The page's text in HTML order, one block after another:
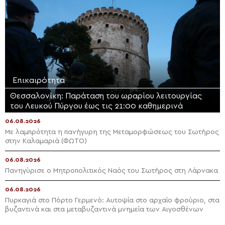
Επικαιρότητα
Θεσσαλονίκη: Παράταση του ωραρίου λειτουργίας
του Λευκού Πύργου έως τις 21:00 καθημερινά
06.08.2026
Με λαμπρότητα η πανήγυρη της Μεταμορφώσεως του Σωτήρος
στην Καλαμαριά (ΦΩΤΟ)
06.08.2026
Πανηγύρισε ο Μητροπολιτικός Ναός του Σωτήρος στη Λάρνακα
06.08.2026
Πυρκαγιά στο Πόρτο Γερμενό: Αυτοψία στο αρχαίο φρούριο, στα
βυζαντινά και στα μεταβυζαντινά μνημεία των Αιγοσθένων